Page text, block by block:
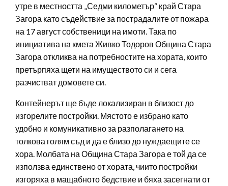
утре в местността „Седми километър“ край Стара
Загора като съдействие за пострадалите от пожара
на 17 август собственици на имоти. Така по
инициатива на кмета Живко Тодоров Община Стара
Загора откликва на потребностите на хората, които
претърпяха щети на имуществото си и сега
разчистват домовете си.
Контейнерът ще бъде локализиран в близост до
изгорелите постройки. Мястото е избрано като
удобно и комуникативно за разполагането на
толкова голям съд и да е близо до нуждаещите се
хора. Молбата на Община Стара Загора е той да се
използва единствено от хората, чиито постройки
изгоряха в мащабното бедствие и бяха засегнати от